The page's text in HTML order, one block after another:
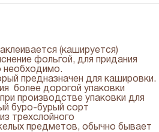
(кашируется)
фольгой, для придания
необходимо.
предназначен для кашировки.
более дорогой упаковки
производстве упаковки для
буро-бурый сорт
трехслойного
предметов, обычно бывает